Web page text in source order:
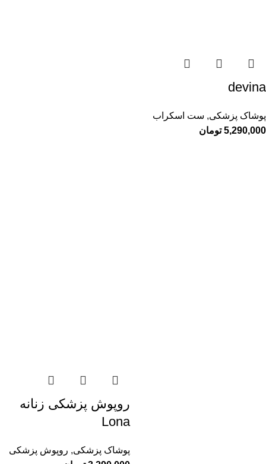
devina
پوشاک پزشکی, ست اسکراب
5,290,000 تومان
روپوش پزشکی زنانه
Lona
پوشاک پزشکی, روپوش پزشکی